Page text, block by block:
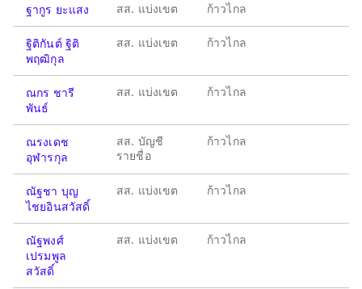
ฐากูร ยะแสง สส. แบ่งเขต ก้าวไกล
ฐิติกันต์ ฐิติ
พฤฒิกุล
สส. แบ่งเขต ก้าวไกล
ณกร ชารี
พันธ์
สส. แบ่งเขต ก้าวไกล
ณรงเดช
อุฬารกุล
สส. บัญชี
รายชื่อ
ก้าวไกล
ณัฐชา บุญ
ไชยอินสวัสดิ์
สส. แบ่งเขต ก้าวไกล
ณัฐพงศ์
เปรมพูล
สวัสดิ์
สส. แบ่งเขต ก้าวไกล